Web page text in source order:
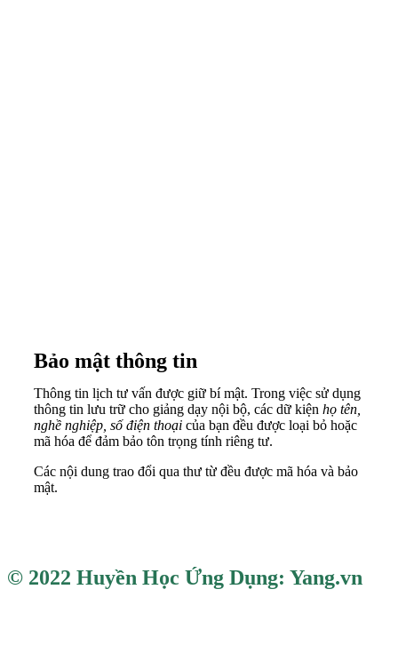
Bảo mật thông tin
Thông tin lịch tư vấn được giữ bí mật. Trong việc sử dụng
thông tin lưu trữ cho giảng dạy nội bộ, các dữ kiện họ tên,
nghề nghiệp, số điện thoại của bạn đều được loại bỏ hoặc
mã hóa để đảm bảo tôn trọng tính riêng tư.
Các nội dung trao đổi qua thư từ đều được mã hóa và bảo
mật.
© 2022 Huyền Học Ứng Dụng: Yang.vn